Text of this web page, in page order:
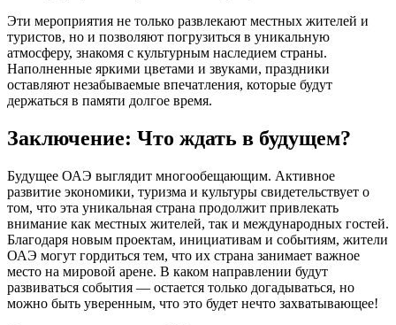
Эти мероприятия не только развлекают местных жителей и
туристов, но и позволяют погрузиться в уникальную
атмосферу, знакомя с культурным наследием страны.
Наполненные яркими цветами и звуками, праздники
оставляют незабываемые впечатления, которые будут
держаться в памяти долгое время.
Заключение: Что ждать в будущем?
Будущее ОАЭ выглядит многообещающим. Активное
развитие экономики, туризма и культуры свидетельствует о
том, что эта уникальная страна продолжит привлекать
внимание как местных жителей, так и международных гостей.
Благодаря новым проектам, инициативам и событиям, жители
ОАЭ могут гордиться тем, что их страна занимает важное
место на мировой арене. В каком направлении будут
развиваться события — остается только догадываться, но
можно быть уверенным, что это будет нечто захватывающее!